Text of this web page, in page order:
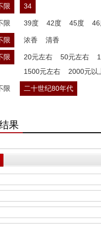
限 34
限 39度 42度 45度
限 浓香 清香
限 20元左右 50元左右
1500元左右
2000元以
限 二十世纪80年代
果